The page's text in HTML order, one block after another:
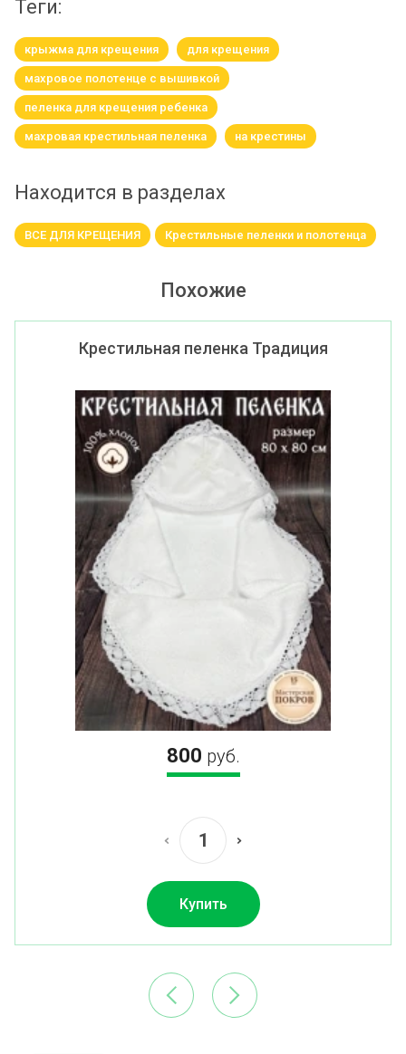
теги:
крыжма для крещения для крещения
махровое полотенце с вышивкой
пеленка для крещения ребенка
махровая крестильная пеленка на крестины
Находится в разделах
ВСЕ ДЛЯ КРЕЩЕНИЯ Крестильные пеленки и полотенца
Похожие
Крестильная пеленка Традиция
800 руб.
Купить